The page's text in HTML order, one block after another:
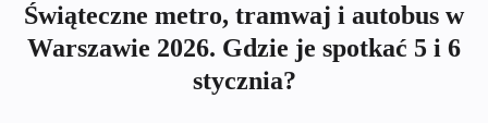
Świąteczne metro, tramwaj i autobus w
Warszawie 2026. Gdzie je spotkać 5 i 6
stycznia?